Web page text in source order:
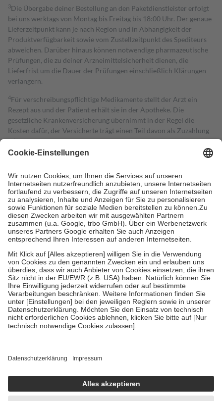
3Die Übergabe deiner Bestellung an den Paketdienstleister erfolgt
bei uns werktags von Montag bis Freitag bis 18:00 Uhr. Der genaue
Lieferzeitpunkt kann je nach Region und in Abhängigkeit der
Produktverfügbarkeit sowie vom Zustellzeitpunkt des Spediteurs
abweichen. Darüber hinaus können notwendige pharmazeutische
Prüfungen, die zu deiner Arzneimittelsicherheit dienen, die
Lieferfrist um die Dauer der Prüfungen einschließlich Klärungen
verlängern.
4Für verschreibungspflichtige Medikamente stellt der Arzt ein
Rezept aus und der Patient erhält sie in der Apotheke. Die
gesetzliche Krankenversicherung übernimmt in der Regel die
Kosten dafür, der Versicherte trägt einen Teil davon als Zuzahlung
mit.
Grundsätzlich leisten Mitglieder Zuzahlungen in Höhe von zehn
höchstens zehn Euro.
Es sind jedoch nie mehr als die tatsächlichen
Kosten der Leistung zu entrichten.
Diese Regeln gelten grundsätzlich auch für Online-Apotheken.
Bei Heilmitteln und häuslicher Krankenpflege beträgt die
Zuzahlung zehn Prozent der Kosten sowie zehn Euro je
Verordnung.
Um das Engagement der Versicherten für ihre eigene Gesundheit zu
stärken und die besondere Stellung der Familie zu unterstützen,
fallenkeine Zuzahlungenan bei:
• Kindern und Jugendlichen bis zum vollendeten 18. Lebensjahr
mit Ausnahme der Fahrkosten
• Untersuchungen zur Vorsorge und Früherkennung, die von der
GKV getragen werden
• empfohlenen Schutzimpfungen
• Harn- und Blutteststreifen
getroffen, um sicherzustellen, dass es sich um echte Bewertungen
https://help.etrusted.com/hc/de/articles/4419944605341
Einige Bilder und Inhalte wurden unter Zuhilfenahme künstlicher